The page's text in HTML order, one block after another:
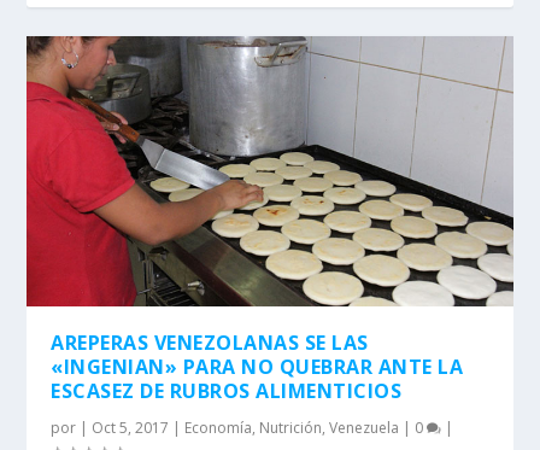
AREPERAS VENEZOLANAS SE LAS
«INGENIAN» PARA NO QUEBRAR ANTE LA
ESCASEZ DE RUBROS ALIMENTICIOS
por | Oct 5, 2017 | Economía, Nutrición,Venezuela | 0 |